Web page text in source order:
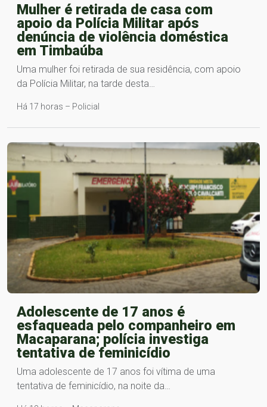
Mulher é retirada de casa com
apoio da Polícia Militar após
denúncia de violência doméstica
em Timbaúba
Uma mulher foi retirada de sua residência, com apoio
da Polícia Militar, na tarde desta…
Há 17 horas – Policial
Adolescente de 17 anos é
esfaqueada pelo companheiro em
Macaparana; polícia investiga
tentativa de feminicídio
Uma adolescente de 17 anos foi vítima de uma
tentativa de feminicídio, na noite da…